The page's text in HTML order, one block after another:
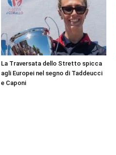
La Traversata dello Stretto spicca
agli Europei nel segno di Taddeucci
e Caponi